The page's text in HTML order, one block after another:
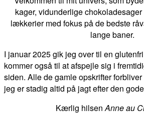
kager, vidunderlige
lækkerier med fokus på de bedste
lange baner.
I januar 2025 gik jeg over til en
kommer også til at afspejle sig i
siden. Alle de gamle opskrifter
jeg er stadig altid på jagt efter den
Kærlig hilsenAnne au